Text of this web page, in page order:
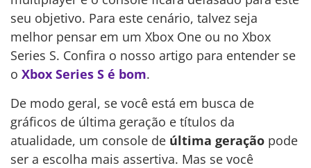
seu objetivo. Para este cenário, talvez seja
melhor pensar em um Xbox One ou no Xbox
Series S. Confira o nosso artigo para entender se
o Xbox Series S é bom.
De modo geral, se você está em busca de
gráficos de última geração e títulos da
atualidade, um console de última geração pode
ser a escolha mais assertiva. Mas se você